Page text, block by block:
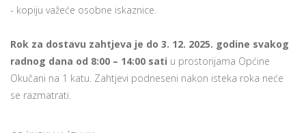
- kopiju važeće osobne iskaznice.
Rok za dostavu zahtjeva je do 3. 12. 2025. godine svakog
radnog dana od 8:00 – 14:00 sati u prostorijama Općine
Okučani na 1 katu. Zahtjevi podneseni nakon isteka roka neće
se razmatrati.